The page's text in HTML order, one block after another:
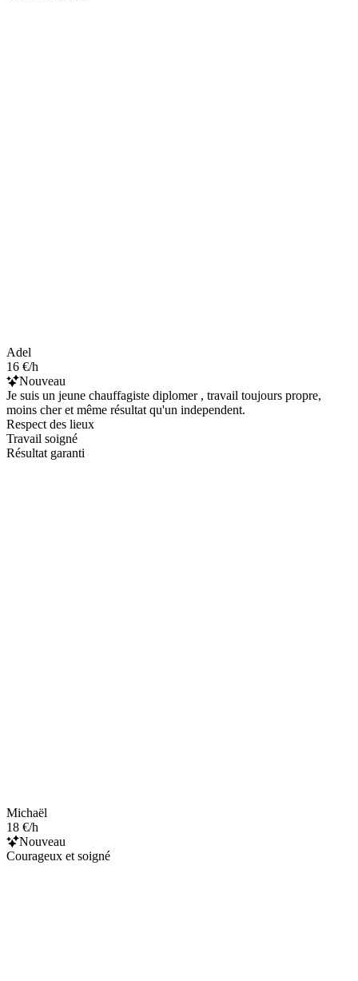
Adel
16 €/h
Nouveau
Je suis un jeune chauffagiste diplomer , travail toujours propre,
moins cher et même résultat qu'un independent.
Respect des lieux
Travail soigné
Résultat garanti
Michaël
18 €/h
Nouveau
Courageux et soigné